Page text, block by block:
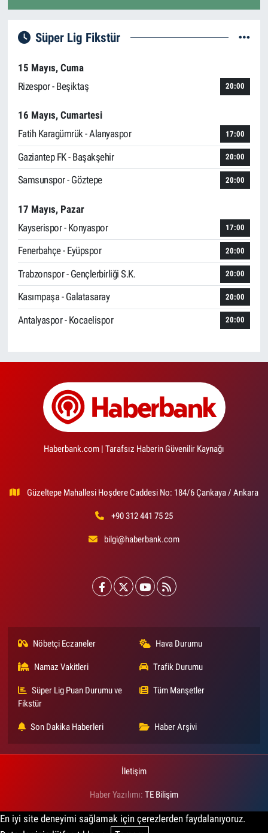
Süper Lig Fikstür
15 Mayıs, Cuma
Rizespor - Beşiktaş
20:00
16 Mayıs, Cumartesi
Fatih Karagümrük - Alanyaspor
17:00
Gaziantep FK - Başakşehir 20:00
Samsunspor - Göztepe 20:00
17 Mayıs, Pazar
Kayserispor - Konyaspor
17:00
Fenerbahçe - Eyüpspor 20:00
Trabzonspor - Gençlerbirliği S.K. 20:00
Kasımpaşa - Galatasaray 20:00
Antalyaspor - Kocaelispor 20:00
Haberbank.com | Tarafsız Haberin Güvenilir Kaynağı
Güzeltepe Mahallesi Hoşdere Caddesi No: 184/6 Çankaya / Ankara
+90 312 441 75 25
bilgi@haberbank.com
Nöbetçi Eczaneler Hava Durumu
Namaz Vakitleri Trafik Durumu
Süper Lig Puan Durumu ve
Fikstür
Tüm Manşetler
Son Dakika Haberleri Haber Arşivi
İletişim
Haber Yazılımı: TE Bilişim
En iyi site deneyimi sağlamak için çerezlerden faydalanıyoruz.